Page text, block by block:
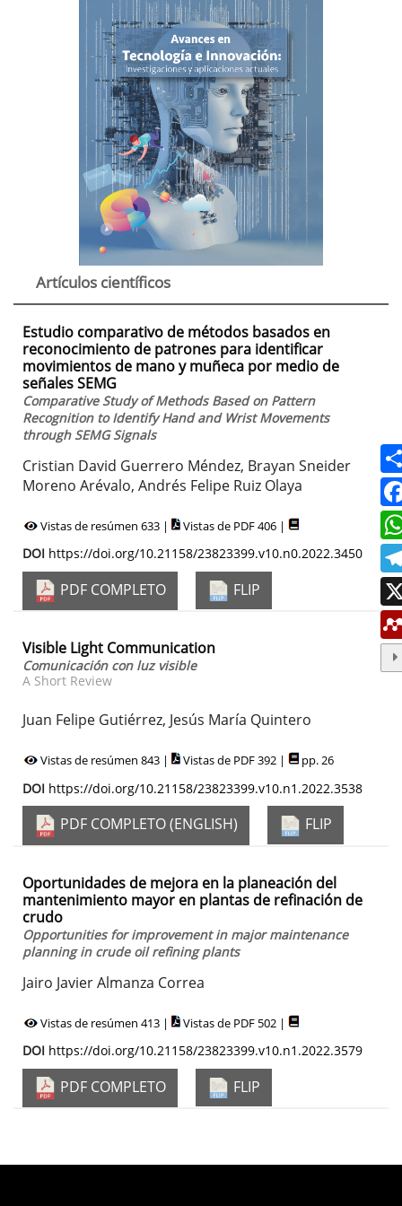
Artículos científicos
Estudio comparativo de métodos basados en
reconocimiento de patrones para identificar
movimientos de mano y muñeca por medio de
señales SEMG
Comparative Study of Methods Based on Pattern
Recognition to Identify Hand and Wrist Movements
through SEMG Signals
Cristian David Guerrero Méndez, Brayan Sneider
Moreno Arévalo, Andrés Felipe Ruiz Olaya
Vistas de resúmen 633 | Vistas de PDF 406 |
DOI https://doi.org/10.21158/23823399.v10.n0.2022.3450
PDF COMPLETO FLIP
Visible Light Communication
Comunicación con luz visible
A Short Review
Juan Felipe Gutiérrez, Jesús María Quintero
Vistas de resúmen 843 | Vistas de PDF 392 | pp. 26
DOI https://doi.org/10.21158/23823399.v10.n1.2022.3538
PDF COMPLETO (ENGLISH) FLIP
Oportunidades de mejora en la planeación del
mantenimiento mayor en plantas de refinación de
crudo
Opportunities for improvement in major maintenance
planning in crude oil refining plants
Jairo Javier Almanza Correa
Vistas de resúmen 413 | Vistas de PDF 502 |
DOI https://doi.org/10.21158/23823399.v10.n1.2022.3579
PDF COMPLETO FLIP